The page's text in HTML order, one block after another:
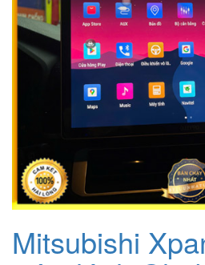
Mitsubishi